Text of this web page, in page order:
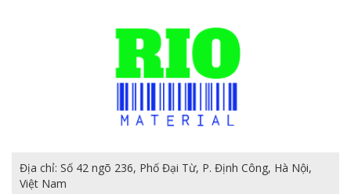
Địa chỉ: Số 42 ngõ 236, Phố Đại Từ, P. Định Công, Hà Nội,
Việt Nam